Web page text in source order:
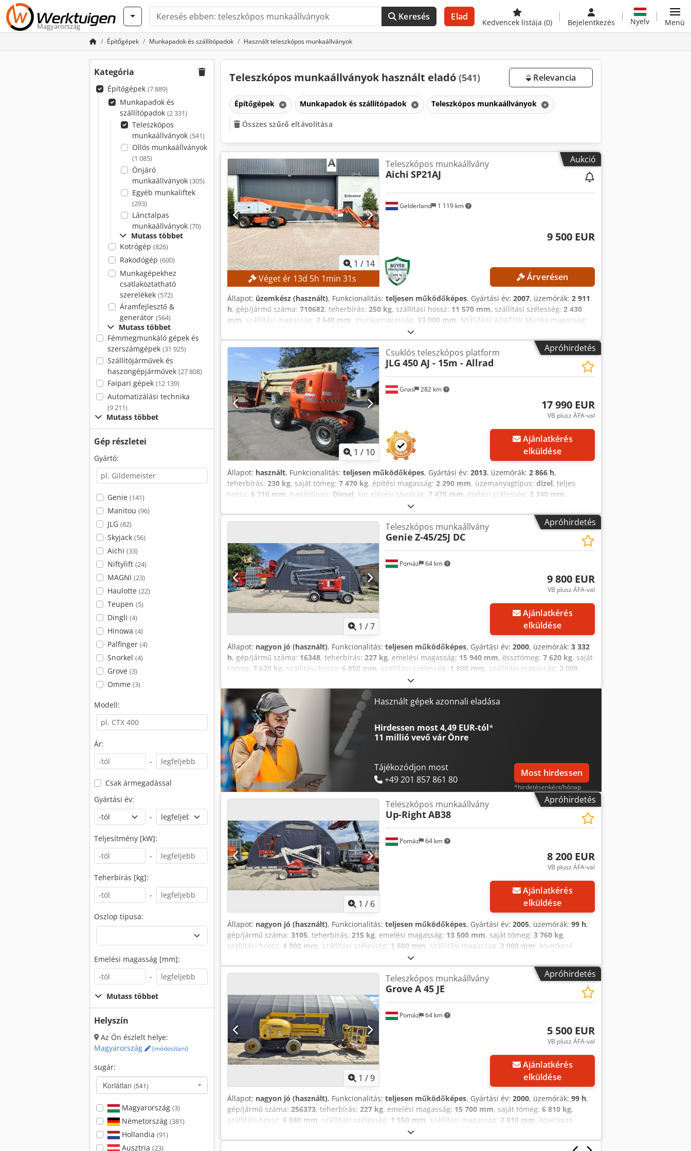
Magyarország
Keresés Elad
Kedvencek listája (0) Bejelentkezés Nyelv Menü
Építőgépek Munkapadok és szállítópadok Használt teleszkópos munkaállványok
Kategória
Építőgépek (7 889)
Munkapadok és
szállítópadok (2 331)
Teleszkópos
munkaállványok (541)
Ollós munkaállványok
(1 085)
Önjáró
munkaállványok (305)
Egyéb munkaliftek
(293)
Lánctalpas
munkaállványok (70)
Mutass többet
Kotrógép (826)
Rakodógép (600)
Munkagépekhez
csatlakoztatható
szerelékek (572)
Áramfejlesztő &
generátor (564)
Mutass többet
Fémmegmunkáló gépek és
szerszámgépek (31 925)
Szállítójárművek és
haszongépjárművek (27 808)
Faipari gépek (12 139)
Automatizálási technika
(9 211)
Mutass többet
Gép részletei
Gyártó:
Genie (141)
Manitou (96)
JLG (82)
Skyjack (56)
Aichi (33)
Niftylift (24)
MAGNI (23)
Haulotte (22)
Teupen (5)
Dingli (4)
Hinowa (4)
Palfinger (4)
Snorkel (4)
Grove (3)
Omme (3)
Modell:
Ár:
-
Csak ármegadással
Gyártási év:
-
Teljesítmény [kW]:
-
Teherbírás [kg]:
-
Oszlop típusa:
Emelési magasság [mm]:
-
Mutass többet
Helyszín
Az Ön észlelt helye:
Magyarország
(módosítani)
sugár:
Korlátlan (541)
Magyarország (3)
Németország (381)
Hollandia (91)
Ausztria (23)
Teleszkópos munkaállványok használt eladó (541) Relevancia
Építőgépek Munkapadok és szállítópadok Teleszkópos munkaállványok
Összes szűrő eltávolítása
Aukció
1 / 14
Véget ér 13d 5h 1min 30s
Gelderland 1 119 km
Teleszkópos munkaállvány
Aichi SP21AJ
9 500 EUR
Árverésen
Állapot: üzemkész (használt), Funkcionalitás: teljesen működőképes, Gyártási év: 2007, üzemórák: 2 911
h, gép/jármű száma: 710682, teherbírás: 250 kg, szállítási hossz: 11 570 mm, szállítási szélesség: 2 430
mm , szállítási magasság: 2 640 mm , munkamagasság: 23 000 mm , MŰSZAKI ADATOK Munka magasság:
23 000 mm Platform magasság: 21 000 mm Platform teherbírása: 250 kg GÉP ADATOK Üzemanyag típusa:
Dízel Gumiabroncsok: Légabroncsok Üzemidő: 2911 óra Méretek és súly Szállítási méretek (H × Sz × M): 11
570 × 2 430 × 2 640 mm Saját súly: 14 700 kg FELSZERELTSÉG Dokumentáció rendelkezésre áll CE jelölés
megtalálható CE tanúsítvány rendelkezésre áll Cedpfjzrmucex Agrjha
Apróhirdetés
1 / 10
Gnas 282 km
Csuklós teleszkópos platform
JLG 450 AJ - 15m - Allrad
17 990 EUR
VB plusz ÁFA-val
Ajánlatkérés
elküldése
Állapot: használt, Funkcionalitás: teljesen működőképes, Gyártási év: 2013, üzemórák: 2 866 h,
teherbírás: 230 kg, saját tömeg: 7 470 kg, építési magasság: 2 290 mm, üzemanyagtípus: dízel, teljes
hossz: 6 710 mm, hajtástípus: Diesel, kar elérési távolság: 7 470 mm, építési szélesség: 2 340 mm,
, Ízületi-teleszkópos emelőplatform Állapot (műszaki): jó Első gumik típusa:
légabroncs Első gumik állapota: 80-100% Hátsó gumik típusa: légabroncs Chodpfxszrkgcs Agrea Hátsó
gumik állapota: 80-100% Leírás: Ízületi-teleszkópos emelőplatform – – – önjáró emelőplatform, JLG 450AJ –
– – gyártási év: 2013 – – – 2866 üzemóra (órászámláló szerint) – – – max. munkamagasság: 15,72 m – – –
max. platformmagasság: 13,72 m – – – oldalsó hatótávolság: 7,62 m – – – teherbírás: 230 kg – – – építési
magasság: 2,29 m – – – szélesség: 2,34 m – – – hosszúság: 6,71 m – – – súly: 7470 kg – – – 3 hengeres,
léghűtéses vagy olajhűtéses DEUTZ dízelmotor – – – haladási sebesség 4 x 4 x 2: 7,2 km/h – – – jó állapotú
gumik, kb. 90% – – – az ízületi-teleszkópos emelőplatformot helyszínen meg lehet tekinteni – – – új
ellenőrzést végeztek 2026.07.27-én, és új ellenőrzési könyvet állítottak ki – – – a szállítás lehetséges!
Apróhirdetés
1 /7
Pomáz 64 km
Teleszkópos munkaállvány
Genie Z-45/25J DC
9 800 EUR
VB plusz ÁFA-val
Ajánlatkérés
elküldése
Állapot: nagyon jó (használt), Funkcionalitás: teljesen működőképes, Gyártási év: 2000, üzemórák: 3 332
h, gép/jármű száma: 16348, teherbírás: 227 kg, emelési magasság: 15 940 mm, össztömeg: 7 620 kg, saját
tömeg: 7 620 kg, szállítási hossz: 6 850 mm, szállítási szélesség: 1 800 mm, szállítási magasság: 2 000
, üzemanyagtípus:
meghajtás állapota:100 százalék, szín:piros, Eladásra kínálunk gépparkkunkból egy 16 méter
munkamagasságú rendszeresen karbantartott karos emelőgépet. A folyamatos és rendszeres
karbantartásoknak köszönhetően a gép kiváló műszaki állapotban van. Cjdpfx Agjzp Hl Njroha A gép
vételára tartalmazza az ügyfél nevére elkészített friss vizsgálati jegyzőkönyveket, valamint az
akkumulátorok állapotáról is pontos tájékoztatást adunk. A gép pontos és részletes specifikációját
megtalálja weboldalunkon.
Használt gépek azonnali eladása
Hirdessen most 4,49 EUR-tól*
11 millió vevővár Önre
Tájékozódjon most
+49 201 857 861 80
Most hirdessen
*hirdetésenként/hónap
Apróhirdetés
1 / 6
Pomáz 64 km
Teleszkópos munkaállvány
Up-RightAB38
8 200 EUR
VB plusz ÁFA-val
Ajánlatkérés
elküldése
Állapot: nagyon jó (használt), Funkcionalitás: teljesen működőképes, Gyártási év: 2005, üzemórák: 99 h,
gép/jármű száma: 3105, teherbírás: 215 kg, emelési magasság: 13 500 mm, saját tömeg: 3 760 kg,
szállítási hossz: 4 000 mm, szállítási szélesség: 1 500 mm, szállítási magasság: 2 000 mm, következő
, gumiabroncs állapota:
állapota:100 százalék, szín:piros, Eladásra kínálunk gépparkkunkból egy 13,5 méter munkamagasságú
rendszeresen karbantartott karos emelőgépet. A folyamatos és rendszeres karbantartásoknak
köszönhetően a gép kiváló műszaki állapotban van. A gép vételára tartalmazza az ügyfél nevére elkészített
friss vizsgálati jegyzőkönyveket, valamint az akkumulátorok állapotáról is pontos tájékoztatást adunk.
Cedszp Hkrspfx Agroha A gép pontos és részletes specifikációját megtalálja weboldalunkon
Apróhirdetés
1 /9
Pomáz 64 km
Teleszkópos munkaállvány
Grove A 45 JE
5 500 EUR
VB plusz ÁFA-val
Ajánlatkérés
elküldése
Állapot: nagyon jó (használt), Funkcionalitás: teljesen működőképes, Gyártási év: 2000, üzemórák: 99 h,
gép/jármű száma: 256373, teherbírás: 227 kg, emelési magasság: 15 700 mm, saját tömeg: 6 810 kg,
szállítási hossz: 6 040 mm, szállítási szélesség: 1 550 mm, szállítási magasság: 2 010 mm, következő
, gumiabroncs állapota:
állapota:100 százalék, szín:sárga, Eladásra kínálunk gépparkkunkból egy 16 méter munkamagasságú